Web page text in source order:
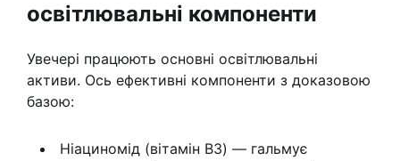
освітлювальні компоненти
Увечері працюють основні освітлювальні
активи. Ось ефективні компоненти з доказовою
базою:
Ніациномід (вітамін B3) — гальмує